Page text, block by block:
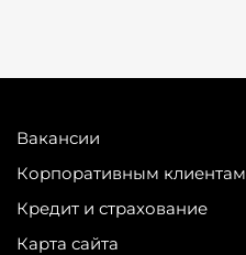
Вакансии
Корпоративным клиентам
Кредит и страхование
Карта сайта